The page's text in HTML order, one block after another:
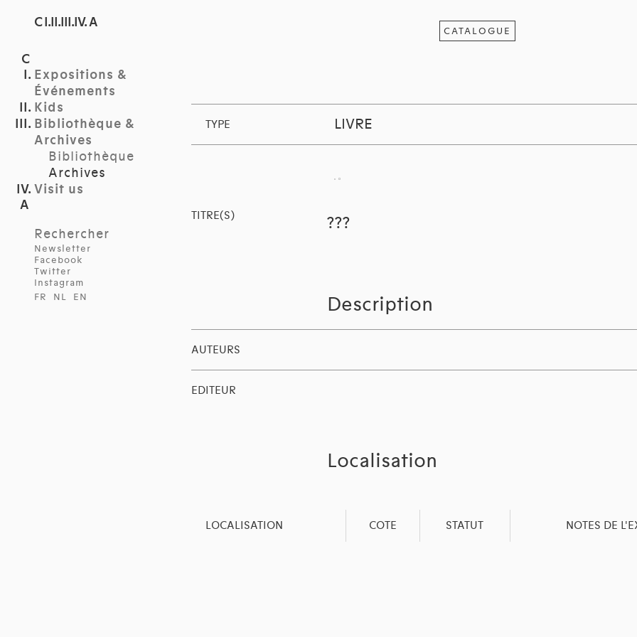
C I.II.III.IV. A
Expositions &
Événements
Kids
Bibliothèque &
Archives
Bibliothèque
Archives
Visit us
Rechercher
Newsletter
Facebook
Twitter
Instagram
FR
NL EN
CATALOGUE
TYPE LIVRE
TITRE(S) ???
Description
AUTEURS
EDITEUR
Localisation
LOCALISATION COTE STATUT NOTES DE